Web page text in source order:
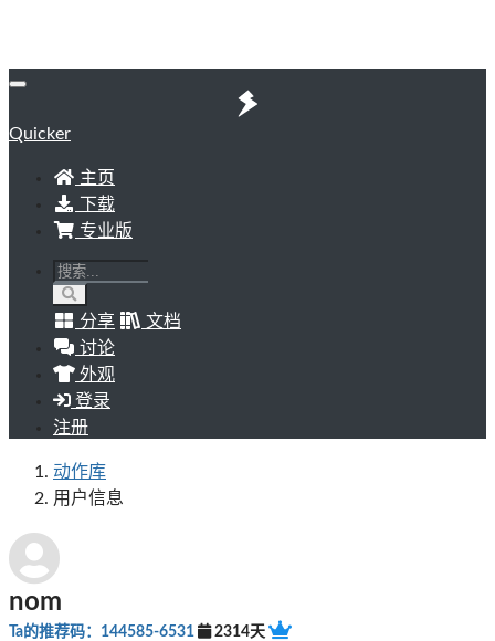
Quicker
主页
下载
专业版
分享
文档
讨论
外观
登录
注册
动作库
用户信息
nom
Ta的推荐码：144585-6531 2314天